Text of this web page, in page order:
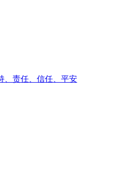
、责任、信任、平安